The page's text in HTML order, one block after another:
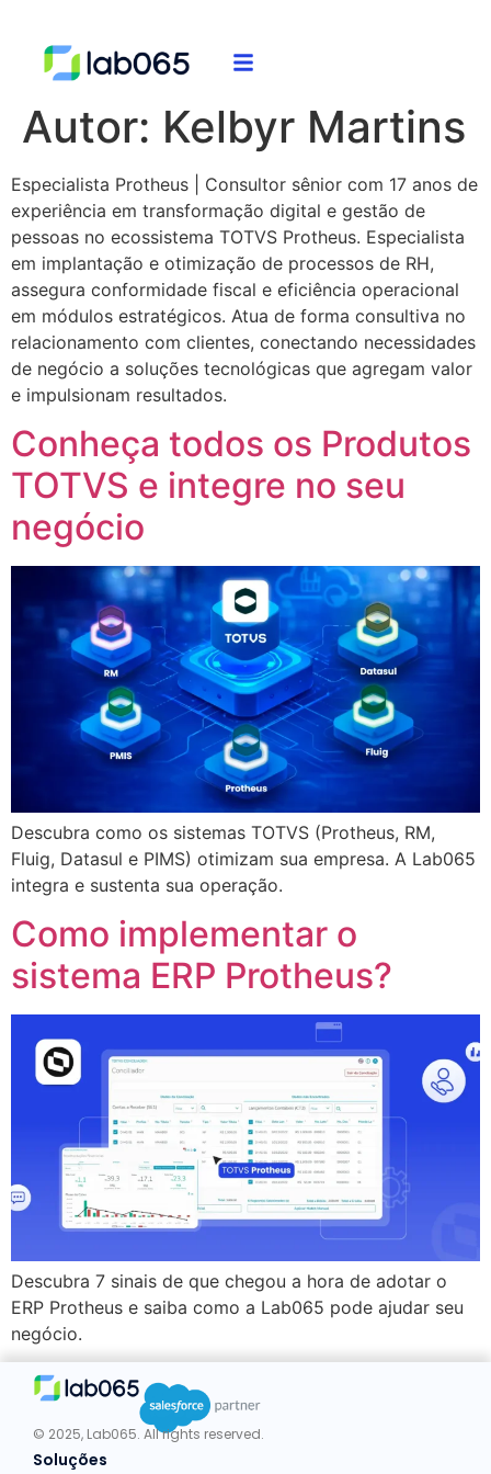
Autor: Kelbyr Martins
Especialista Protheus | Consultor sênior com 17 anos de
experiência em transformação digital e gestão de
pessoas no ecossistema TOTVS Protheus. Especialista
em implantação e otimização de processos de RH,
assegura conformidade fiscal e eficiência operacional
em módulos estratégicos. Atua de forma consultiva no
relacionamento com clientes, conectando necessidades
de negócio a soluções tecnológicas que agregam valor
e impulsionam resultados.
Conheça todos os Produtos
TOTVS e integre no seu
negócio
Descubra como os sistemas TOTVS (Protheus, RM,
Fluig, Datasul e PIMS) otimizam sua empresa. A Lab065
integra e sustenta sua operação.
Como implementar o
sistema ERP Protheus?
Descubra 7 sinais de que chegou a hora de adotar o
ERP Protheus e saiba como a Lab065 pode ajudar seu
negócio.
© 2025, Lab065. All rights reserved.
Soluções